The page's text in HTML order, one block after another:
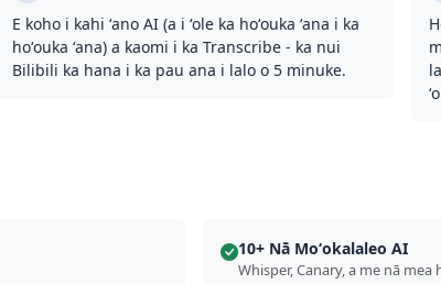
E koho i kahi ʻano AI (a i ʻole ka hoʻouka ʻana i ka
hoʻouka ʻana) a kaomi i ka Transcribe - ka nui
Bilibili ka hana i ka pau ana i lalo o 5 minuke.
10+ Nā Moʻokalaleo AI
Whisper, Canary, a me nā mea